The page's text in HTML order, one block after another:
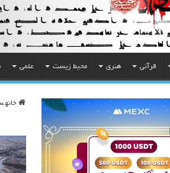
قرآنی هنری محیط زیست علمی
خانه